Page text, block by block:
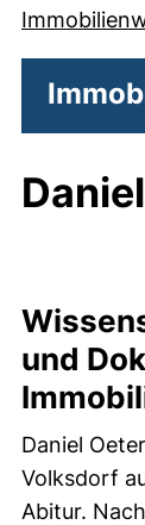
und
Daniel
Volksdorf
Abitur.